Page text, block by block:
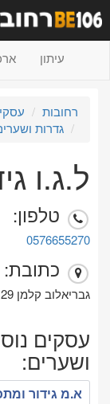
עיתון
רחובות
גדרות
ל.ג.ו
טלפון:
0576655270
כתובת:
גבריאלוב קלמן 29 רחובות
עסקים
ושערים:
א.מ גידור